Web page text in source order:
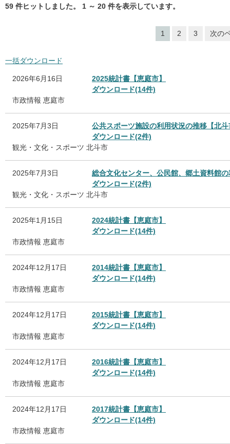
59 件ヒットしました。 1 ～ 20 件を表示しています。
1 2 3 次の
一括ダウンロード
2026年6月16日
2025統計書【恵庭市】
ダウンロード(14件)
市政情報 恵庭市
2025年7月3日
公共スポーツ施設の利用状況の推移【北斗
ダウンロード(2件)
観光・文化・スポーツ 北斗市
2025年7月3日
総合文化センター、公民館、郷土資料館
ダウンロード(2件)
観光・文化・スポーツ 北斗市
2025年1月15日
2024統計書【恵庭市】
ダウンロード(14件)
市政情報 恵庭市
2024年12月17日
2014統計書【恵庭市】
ダウンロード(14件)
市政情報 恵庭市
2024年12月17日
2015統計書【恵庭市】
ダウンロード(14件)
市政情報 恵庭市
2024年12月17日
2016統計書【恵庭市】
ダウンロード(14件)
市政情報 恵庭市
2024年12月17日
2017統計書【恵庭市】
ダウンロード(14件)
市政情報 恵庭市